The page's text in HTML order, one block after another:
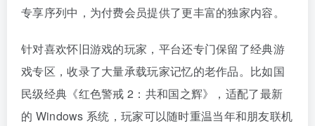
专享序列中，为付费会员提供了更丰富的独家内容。
针对喜欢怀旧游戏的玩家，平台还专门保留了经典游
戏专区，收录了大量承载玩家记忆的老作品。比如国
民级经典《红色警戒 2：共和国之辉》，适配了最新
的 Windows 系统，玩家可以随时重温当年和朋友联机